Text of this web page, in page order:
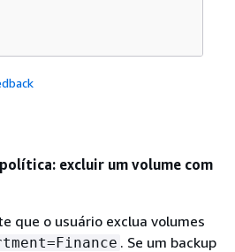
excluir um volume com
que o usuário exclua volumes
. Se um backup